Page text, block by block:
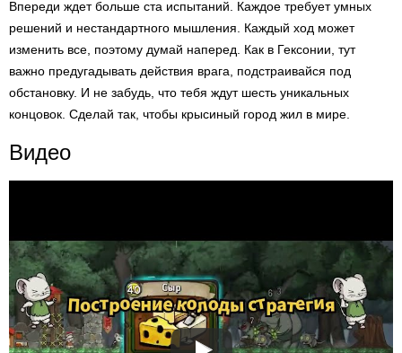
Впереди ждет больше ста испытаний. Каждое требует умных
решений и нестандартного мышления. Каждый ход может
изменить все, поэтому думай наперед. Как в Гексонии, тут
важно предугадывать действия врага, подстраивайся под
обстановку. И не забудь, что тебя ждут шесть уникальных
концовок. Сделай так, чтобы крысиный город жил в мире.
Видео